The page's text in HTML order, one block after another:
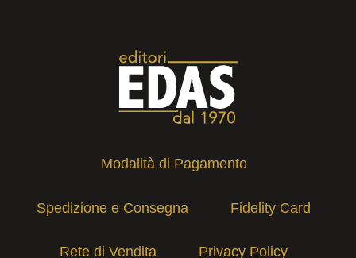
Modalità di Pagamento
Spedizione e Consegna Fidelity Card
Rete di Vendita Privacy Policy